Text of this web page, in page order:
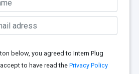
below, you agreed to Intern Plug
to have read the Privacy Policy